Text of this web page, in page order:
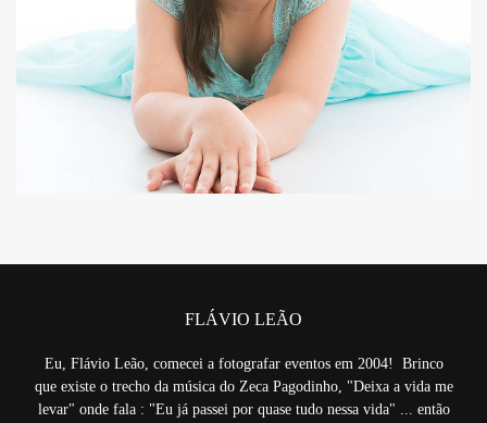
13678
FLÁVIO LEÃO
Eu, Flávio Leão, comecei a fotografar eventos em 2004! Brinco
que existe o trecho da música do Zeca Pagodinho, "Deixa a vida me
levar" onde fala : "Eu já passei por quase tudo nessa vida" ... então